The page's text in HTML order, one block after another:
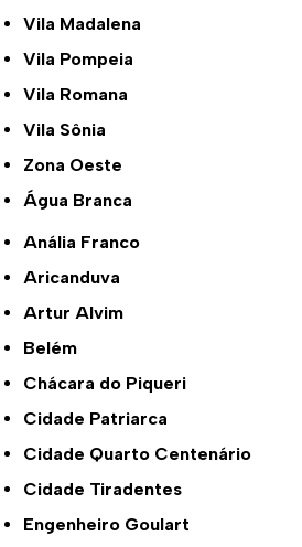
Vila Madalena
Vila Pompeia
Vila Romana
Vila Sônia
Zona Oeste
Água Branca
Anália Franco
Aricanduva
Artur Alvim
Belém
Chácara do Piqueri
Cidade Patriarca
Cidade Quarto Centenário
Cidade Tiradentes
Engenheiro Goulart